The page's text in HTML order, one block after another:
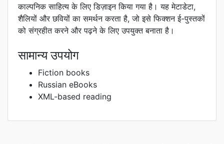
काल्पनिक साहित्य के लिए डिज़ाइन किया गया है। यह मेटाडेटा,
शैलियों और छवियों का समर्थन करता है, जो इसे फिक्शन ई-पुस्तकों
को संग्रहीत करने और पढ़ने के लिए उपयुक्त बनाता है।
सामान्य उपयोग
Fiction books
Russian eBooks
XML-based reading